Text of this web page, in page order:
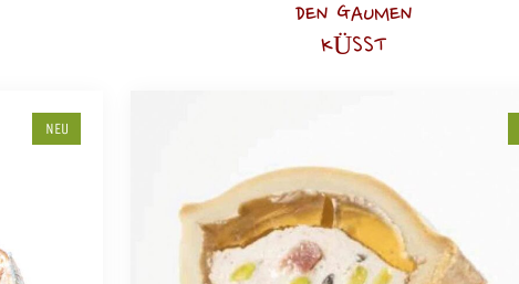
NEU
DEN GAUMEN
KÜSST